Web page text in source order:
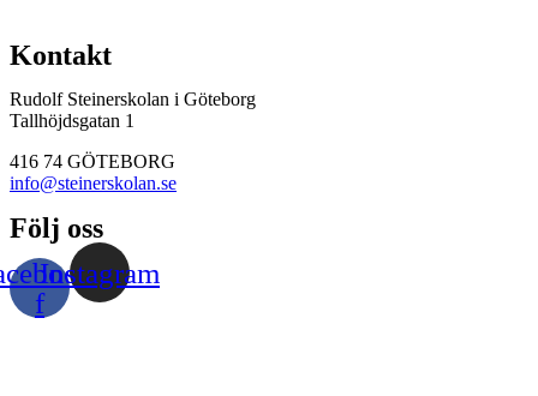
Kontakt
Rudolf Steinerskolan i Göteborg
Tallhöjdsgatan 1
416 74 GÖTEBORG
info@steinerskolan.se
Följ oss
f
Instagram